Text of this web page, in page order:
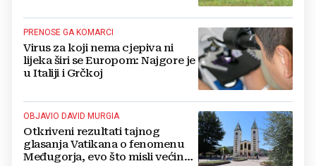
PRENOSE GA KOMARCI
Virus za koji nema cjepiva ni
lijeka širi se Europom: Najgore je
u Italiji i Grčkoj
OBJAVIO DAVID MURGIA
Otkriveni rezultati tajnog
glasanja Vatikana o fenomenu
Međugorja, evo što misli većina